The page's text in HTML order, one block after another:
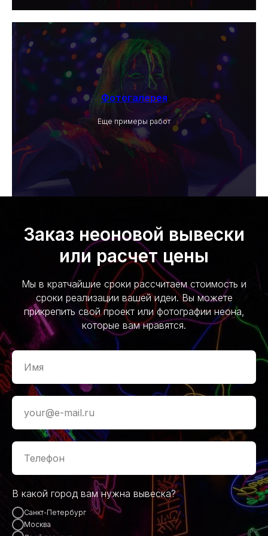
Фотогалерея
Еще примеры работ
Заказ неоновой вывески
или расчет цены
Мы в кратчайшие сроки рассчитаем стоимость и
сроки реализации вашей идеи. Вы можете
прикрепить свой проект или фотографии неона,
которые вам нравятся.
В какой город вам нужна вывеска?
Санкт-Петербург
Москва